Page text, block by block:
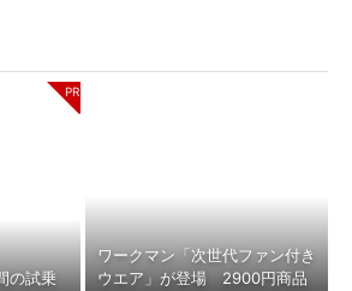
の試乗
ワークマン「次世代ファン付き
ウエア」が登場 2900円商品